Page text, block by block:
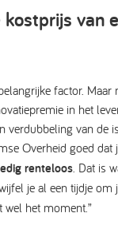
van
factor. Maar
in het
verdubbeling van de
Overheid goed dat
renteloos. Dat is
je al een tijdje om
wel het moment.”